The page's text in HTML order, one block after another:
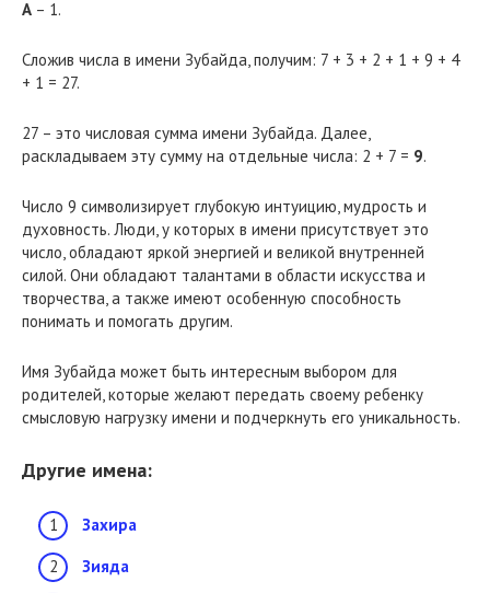
А – 1.
Сложив числа в имени Зубайда, получим: 7 + 3 + 2 + 1 + 9 + 4
+ 1 = 27.
27 – это числовая сумма имени Зубайда. Далее,
раскладываем эту сумму на отдельные числа: 2 + 7 = 9.
Число 9 символизирует глубокую интуицию, мудрость и
духовность. Люди, у которых в имени присутствует это
число, обладают яркой энергией и великой внутренней
силой. Они обладают талантами в области искусства и
творчества, а также имеют особенную способность
понимать и помогать другим.
Имя Зубайда может быть интересным выбором для
родителей, которые желают передать своему ребенку
смысловую нагрузку имени и подчеркнуть его уникальность.
Другие имена:
Захира
Зияда